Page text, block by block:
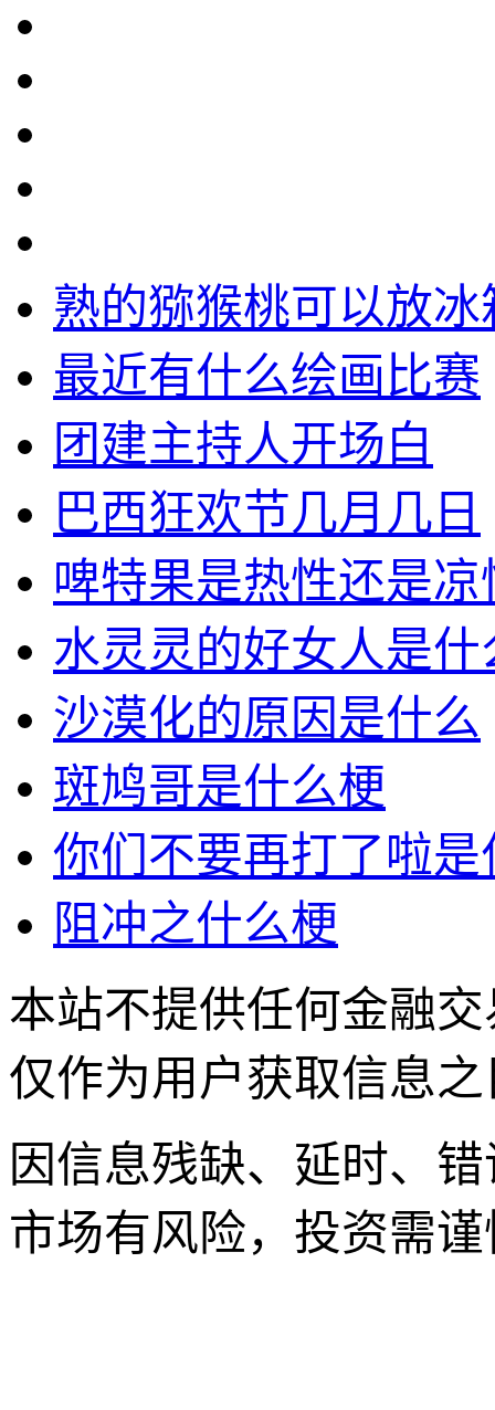
熟的猕猴桃可以放冰
最近有什么绘画比赛
团建主持人开场白
巴西狂欢节几月几日
啤特果是热性还是凉
水灵灵的好女人是什
沙漠化的原因是什么
斑鸠哥是什么梗
你们不要再打了啦是
阻冲之什么梗
本站不提供任何金融
仅作为用户获取信息
因信息残缺、延时、
市场有风险，投资需